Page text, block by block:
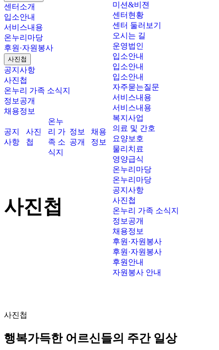
미션&비젼
센터현황
센터 둘러보기
오시는 길
운영법인
입소안내
입소안내
입소안내
자주묻는질문
서비스내용
서비스내용
복지사업
의료 및 간호
요양보호
물리치료
영양급식
온누리마당
온누리마당
공지사항
사진첩
온누리 가족 소식지
정보공개
채용정보
후원·자원봉사
후원·자원봉사
후원안내
자원봉사 안내
센터소개
입소안내
서비스내용
온누리마당
후원·자원봉사
사진첩
공지사항
사진첩
온누리 가족 소식지
정보공개
채용정보
공지
사항
사진
첩
온누
리 가
족 소
식지
정보
공개
채용
정보
사진첩
사진첩
행복가득한 어르신들의 주간 일상